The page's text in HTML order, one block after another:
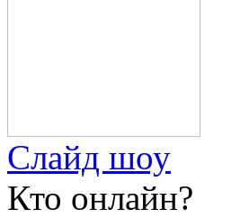
Слайд шоу
Кто онлайн?